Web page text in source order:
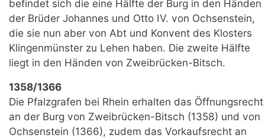
befindet sich die eine Hälfte der Burg in den Händen
der Brüder Johannes und Otto IV. von Ochsenstein,
die sie nun aber von Abt und Konvent des Klosters
Klingenmünster zu Lehen haben. Die zweite Hälfte
liegt in den Händen von Zweibrücken-Bitsch.
1358/1366
Die Pfalzgrafen bei Rhein erhalten das Öffnungsrecht
an der Burg von Zweibrücken-Bitsch (1358) und von
Ochsenstein (1366), zudem das Vorkaufsrecht an